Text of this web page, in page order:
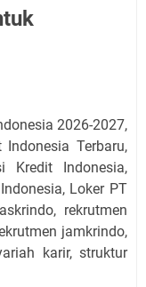
2026-2027,
Terbaru,
Kredit Indonesia,
Loker PT
rekrutmen
jamkrindo,
karir, struktur